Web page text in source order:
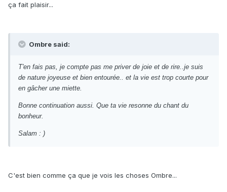
ça fait plaisir...
Ombre said:
T'en fais pas, je compte pas me priver de joie et de rire..je suis
de nature joyeuse et bien entourée.. et la vie est trop courte pour
en gâcher une miette.
Bonne continuation aussi. Que ta vie resonne du chant du
bonheur.
Salam : )
C'est bien comme ça que je vois les choses Ombre...